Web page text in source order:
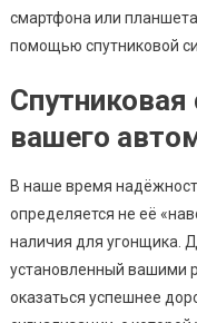
смартфона или
помощью спутниковой
Спутниковая
вашего
В наше время
определяется не её
наличия для угонщика.
установленный вашими
оказаться успешнее